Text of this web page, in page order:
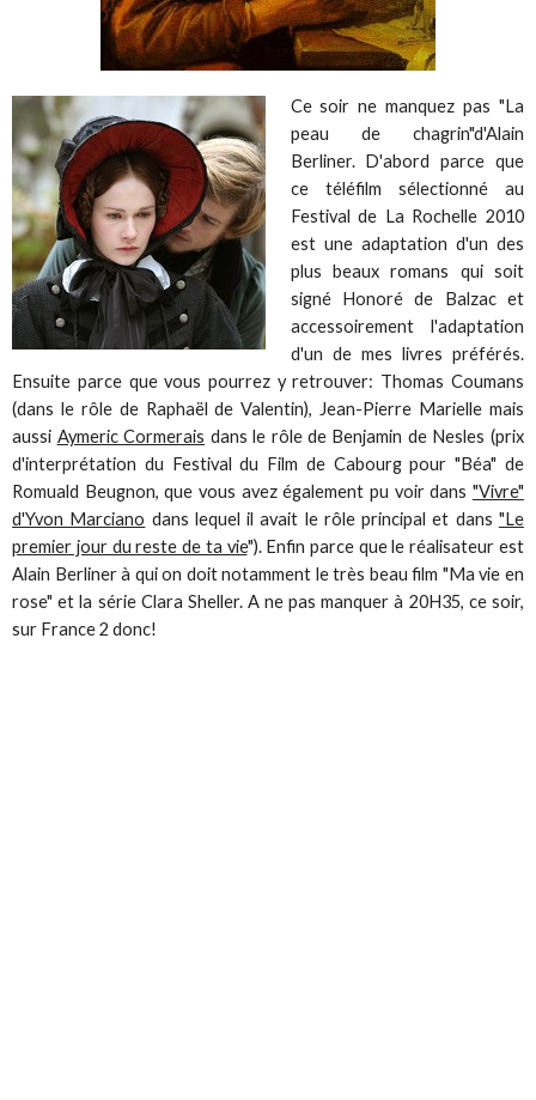
Ce soir ne manquez pas "La
peau de chagrin"d'Alain
Berliner. D'abord parce que
ce téléfilm sélectionné au
Festival de La Rochelle 2010
est une adaptation d'un des
plus beaux romans qui soit
signé Honoré de Balzac et
accessoirement l'adaptation
d'un de mes livres préférés.
Ensuite parce que vous pourrez y retrouver: Thomas Coumans
(dans le rôle de Raphaël de Valentin), Jean-Pierre Marielle mais
aussi Aymeric Cormerais dans le rôle de Benjamin de Nesles (prix
d'interprétation du Festival du Film de Cabourg pour "Béa" de
Romuald Beugnon, que vous avez également pu voir dans "Vivre"
d'Yvon Marciano dans lequel il avait le rôle principal et dans "Le
premier jour du reste de ta vie"). Enfin parce que le réalisateur est
Alain Berliner à qui on doit notamment le très beau film "Ma vie en
rose" et la série Clara Sheller. A ne pas manquer à 20H35, ce soir,
sur France 2 donc!